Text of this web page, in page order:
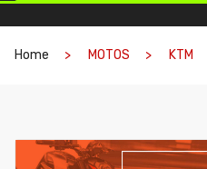
Home MOTOS KTM